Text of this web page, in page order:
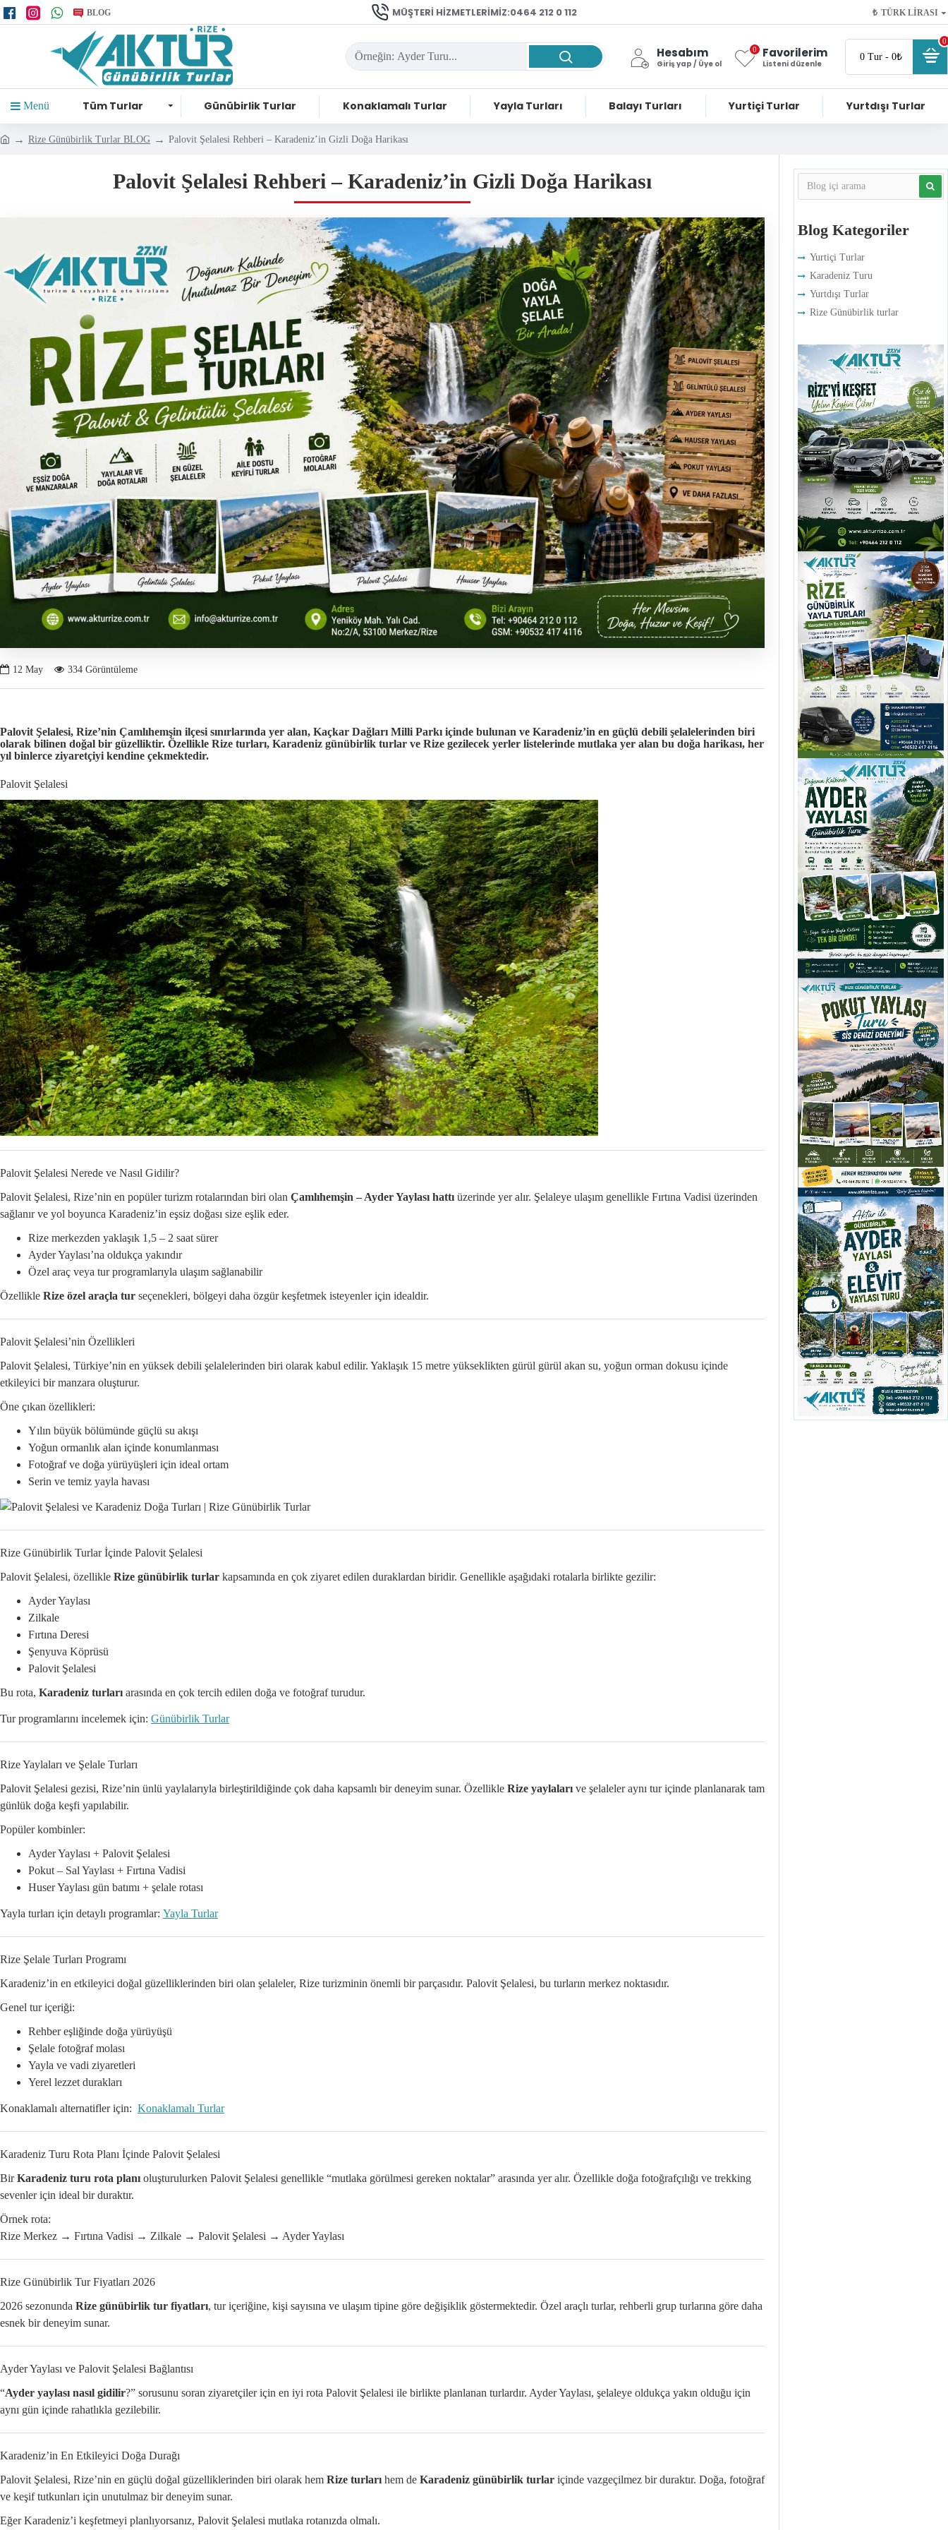
BLOG MÜŞTERI HIZMETLERIMIZ:0464 212 0 112 ₺ TÜRK LIRASI
Hesabım
Giriş yap / Üye ol
Favorilerim
Listeni düzenle
0
0 Tur - 0₺
0
Menü Tüm Turlar Günübirlik Turlar Konaklamalı Turlar Yayla Turları Balayı Turları Yurtiçi Turlar Yurtdışı Turlar
Rize Günübirlik Turlar BLOG Palovit Şelalesi Rehberi – Karadeniz’in Gizli Doğa Harikası
Palovit Şelalesi Rehberi – Karadeniz’in Gizli Doğa Harikası
12 May 334 Görüntüleme
Palovit Şelalesi, Rize’nin Çamlıhemşin ilçesi sınırlarında yer alan, Kaçkar Dağları Milli Parkı içinde bulunan ve Karadeniz’in en güçlü debili şelalelerinden biri
olarak bilinen doğal bir güzelliktir. Özellikle Rize turları, Karadeniz günübirlik turlar ve Rize gezilecek yerler listelerinde mutlaka yer alan bu doğa harikası, her
yıl binlerce ziyaretçiyi kendine çekmektedir.
Palovit Şelalesi
Palovit Şelalesi Nerede ve Nasıl Gidilir?
Palovit Şelalesi, Rize’nin en popüler turizm rotalarından biri olan Çamlıhemşin – Ayder Yaylası hattı üzerinde yer alır. Şelaleye ulaşım genellikle Fırtına Vadisi üzerinden
sağlanır ve yol boyunca Karadeniz’in eşsiz doğası size eşlik eder.
Rize merkezden yaklaşık 1,5 – 2 saat sürer
Ayder Yaylası’na oldukça yakındır
Özel araç veya tur programlarıyla ulaşım sağlanabilir
Özellikle Rize özel araçla tur seçenekleri, bölgeyi daha özgür keşfetmek isteyenler için idealdir.
Palovit Şelalesi’nin Özellikleri
Palovit Şelalesi, Türkiye’nin en yüksek debili şelalelerinden biri olarak kabul edilir. Yaklaşık 15 metre yükseklikten gürül gürül akan su, yoğun orman dokusu içinde
etkileyici bir manzara oluşturur.
Öne çıkan özellikleri:
Yılın büyük bölümünde güçlü su akışı
Yoğun ormanlık alan içinde konumlanması
Fotoğraf ve doğa yürüyüşleri için ideal ortam
Serin ve temiz yayla havası
Rize Günübirlik Turlar İçinde Palovit Şelalesi
Palovit Şelalesi, özellikle Rize günübirlik turlar kapsamında en çok ziyaret edilen duraklardan biridir. Genellikle aşağıdaki rotalarla birlikte gezilir:
Ayder Yaylası
Zilkale
Fırtına Deresi
Şenyuva Köprüsü
Palovit Şelalesi
Bu rota, Karadeniz turları arasında en çok tercih edilen doğa ve fotoğraf turudur.
Tur programlarını incelemek için: Günübirlik Turlar
Rize Yaylaları ve Şelale Turları
Palovit Şelalesi gezisi, Rize’nin ünlü yaylalarıyla birleştirildiğinde çok daha kapsamlı bir deneyim sunar. Özellikle Rize yaylaları ve şelaleler aynı tur içinde planlanarak tam
günlük doğa keşfi yapılabilir.
Popüler kombinler:
Ayder Yaylası + Palovit Şelalesi
Pokut – Sal Yaylası + Fırtına Vadisi
Huser Yaylası gün batımı + şelale rotası
Yayla turları için detaylı programlar: Yayla Turlar
Rize Şelale Turları Programı
Karadeniz’in en etkileyici doğal güzelliklerinden biri olan şelaleler, Rize turizminin önemli bir parçasıdır. Palovit Şelalesi, bu turların merkez noktasıdır.
Genel tur içeriği:
Rehber eşliğinde doğa yürüyüşü
Şelale fotoğraf molası
Yayla ve vadi ziyaretleri
Yerel lezzet durakları
Konaklamalı alternatifler için: Konaklamalı Turlar
Karadeniz Turu Rota Planı İçinde Palovit Şelalesi
BirKaradeniz turu rota planı oluşturulurken Palovit Şelalesi genellikle “mutlaka görülmesi gereken noktalar” arasında yer alır. Özellikle doğa fotoğrafçılığı ve trekking
sevenler için ideal bir duraktır.
Örnek rota:
Rize Merkez → Fırtına Vadisi → Zilkale → Palovit Şelalesi → Ayder Yaylası
Rize Günübirlik Tur Fiyatları 2026
2026 sezonunda Rize günübirlik tur fiyatları, tur içeriğine, kişi sayısına ve ulaşım tipine göre değişiklik göstermektedir. Özel araçlı turlar, rehberli grup turlarına göre daha
esnek bir deneyim sunar.
Ayder Yaylası ve Palovit Şelalesi Bağlantısı
“Ayder yaylası nasıl gidilir?” sorusunu soran ziyaretçiler için en iyi rota Palovit Şelalesi ile birlikte planlanan turlardır. Ayder Yaylası, şelaleye oldukça yakın olduğu için
aynı gün içinde rahatlıkla gezilebilir.
Karadeniz’in En Etkileyici Doğa Durağı
Palovit Şelalesi, Rize’nin en güçlü doğal güzelliklerinden biri olarak hem Rize turları hem de Karadeniz günübirlik turlar içinde vazgeçilmez bir duraktır. Doğa, fotoğraf
ve keşif tutkunları için unutulmaz bir deneyim sunar.
Eğer Karadeniz’i keşfetmeyi planlıyorsanız, Palovit Şelalesi mutlaka rotanızda olmalı.
Blog Kategoriler
Yurtiçi Turlar
Karadeniz Turu
Yurtdışı Turlar
Rize Günübirlik turlar